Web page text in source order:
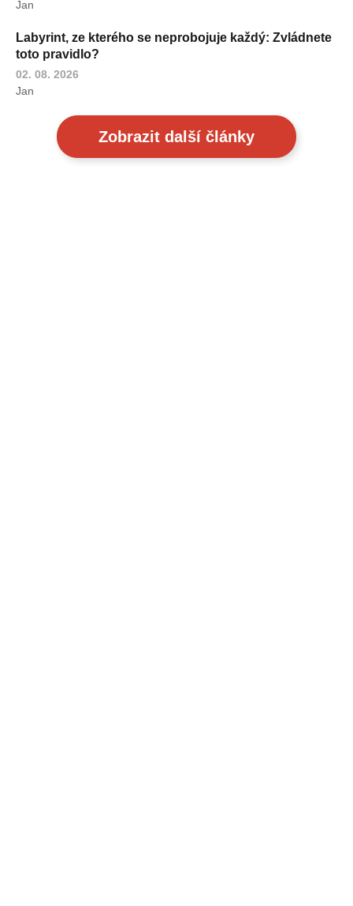
Jan
Labyrint, ze kterého se neprobojuje každý: Zvládnete
toto pravidlo?
02. 08. 2026
Jan
Zobrazit další články